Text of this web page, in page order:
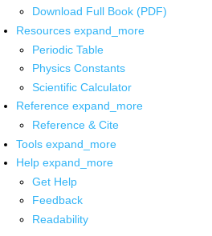
Download Full Book (PDF)
Resources expand_more
Periodic Table
Physics Constants
Scientific Calculator
Reference expand_more
Reference & Cite
Tools expand_more
Help expand_more
Get Help
Feedback
Readability